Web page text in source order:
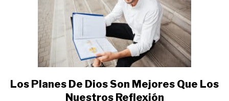
link
to
Los Planes De Dios Son Mejores Que Los
Nuestros Reflexión